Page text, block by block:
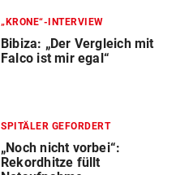
„KRONE“-INTERVIEW
Bibiza: „Der Vergleich mit
Falco ist mir egal“
SPITÄLER GEFORDERT
„Noch nicht vorbei“:
Rekordhitze füllt